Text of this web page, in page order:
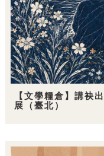
【文學糧倉】講袂
展（臺北）